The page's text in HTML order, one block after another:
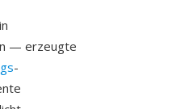
— erzeugte
-